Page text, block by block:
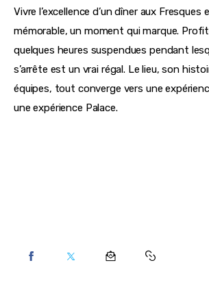
Vivre l’excellence d’un dîner aux
mémorable, un moment qui marque.
quelques heures suspendues pendant
s’arrête est un vrai régal. Le lieu, son
équipes, tout converge vers une
une expérience Palace.